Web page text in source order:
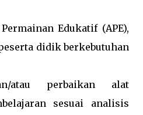
Edukatif (APE),
didik berkebutuhan
atau perbaikan alat
sesuai analisis